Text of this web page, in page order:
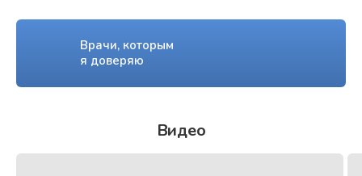
Врачи, которым
я доверяю
Видео